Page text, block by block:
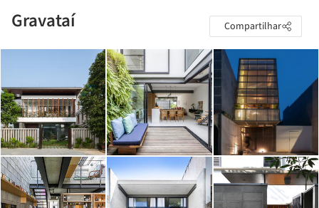
Gravataí Compartilhar